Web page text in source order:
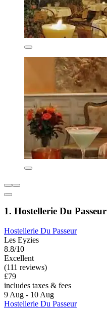
1. Hostellerie Du Passeur
Hostellerie Du Passeur
Les Eyzies
8.8/10
Excellent
(111 reviews)
£79
includes taxes & fees
9 Aug - 10 Aug
Hostellerie Du Passeur